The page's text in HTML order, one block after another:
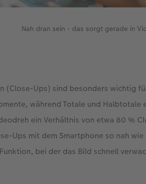
Nah dran sein - das sorgt gerade in
(Close-Ups) sind besonders wichtig
während Totale und
ein Verhältnis von etwa 80 %
Ups mit dem Smartphone so nah
bei der das Bild schnell